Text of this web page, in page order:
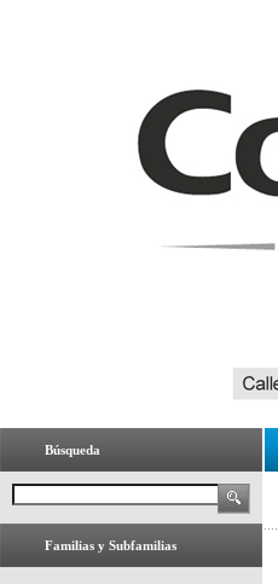
Búsqueda
Familias y Subfamilias